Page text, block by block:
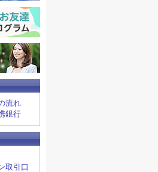
流れ
銀行
取引口